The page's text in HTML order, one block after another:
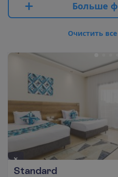
Больше ф
Очистить все
Standard